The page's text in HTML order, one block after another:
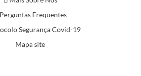
Perguntas Frequentes
Segurança Covid-19
Mapa site